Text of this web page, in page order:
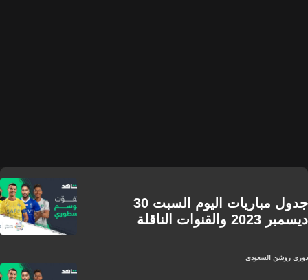
جدول مباريات اليوم السبت 30
ديسمبر 2023 والقنوات الناقلة
دوري روشن السعودي